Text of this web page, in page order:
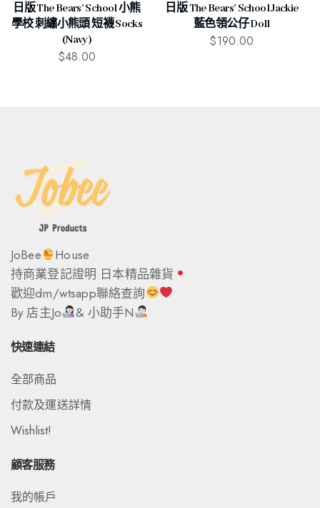
日版 The Bears’ School 小熊
學校 刺繡小熊頭 短襪 Socks
(Navy)
$48.00
日版 The Bears’ School Jackie
藍色領公仔 Doll
$190.00
JoBee
House
持商業登記證明 日本精品雜貨
歡迎dm/wtsapp聯絡查詢
By 店主Jo
& 小助手N
快速連結
全部商品
付款及運送詳情
Wishlist!
顧客服務
我的帳戶